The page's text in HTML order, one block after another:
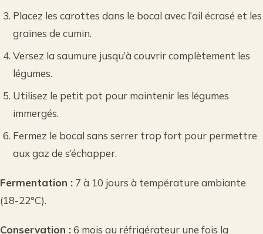
Placez les carottes dans le bocal avec l’ail écrasé et les
graines de cumin.
Versez la saumure jusqu’à couvrir complètement les
légumes.
Utilisez le petit pot pour maintenir les légumes
immergés.
Fermez le bocal sans serrer trop fort pour permettre
aux gaz de s’échapper.
Fermentation : 7 à 10 jours à température ambiante
(18-22°C).
Conservation :6 mois au réfrigérateur une fois la